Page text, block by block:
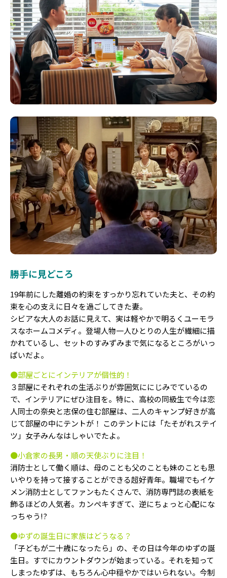
勝手に見どころ
19年前にした離婚の約束をすっかり忘れていた夫と、その約
束を心の支えに日々を過ごしてきた妻。
シビアな大人のお話に見えて、実は軽やかで明るくユーモラ
スなホームコメディ。登場人物一人ひとりの人生が繊細に描
かれているし、セットのすみずみまで気になるところがいっ
ぱいだよ。
●部屋ごとにインテリアが個性的！
３部屋にそれぞれの生活ぶりが雰囲気ににじみでているの
で、インテリアにぜひ注目を。特に、高校の同級生で今は恋
人同士の奈央と志保の住む部屋は、二人のキャンプ好きが高
じて部屋の中にテントが！ このテントには「たそがれステイ
ツ」女子みんなはしゃいでたよ。
●小倉家の長男・順の天使ぶりに注目！
消防士として働く順は、母のことも父のことも妹のことも思
いやりを持って接することができる超好青年。職場でもイケ
メン消防士としてファンもたくさんで、消防専門誌の表紙を
飾るほどの人気者。カンペキすぎて、逆にちょっと心配にな
っちゃう!?
●ゆずの誕生日に家族はどうなる？
「子どもが二十歳になったら」の、その日は今年のゆずの誕
生日。すでにカウントダウンが始まっている。それを知って
しまったゆずは、もちろん心中穏やかではいられない。今制